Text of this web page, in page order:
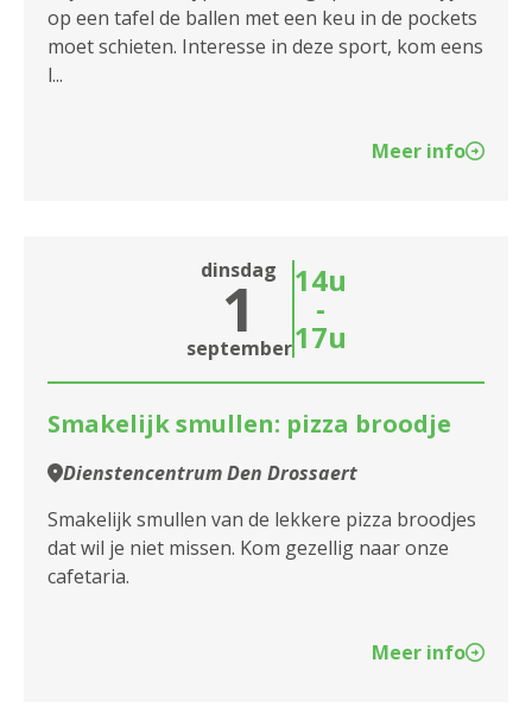
op een tafel de ballen met een keu in de pockets
moet schieten. Interesse in deze sport, kom eens
l...
Meer info
dinsdag
1
september
14u
-
17u
Smakelijk smullen: pizza broodje
Dienstencentrum Den Drossaert
Smakelijk smullen van de lekkere pizza broodjes
dat wil je niet missen. Kom gezellig naar onze
cafetaria.
Meer info